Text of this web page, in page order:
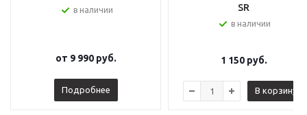
в наличии
от 9 990 руб.
Подробнее
SR
в наличии
1 150руб.
В корзину